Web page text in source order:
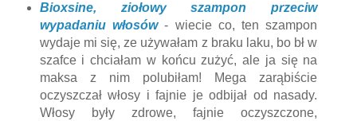
Bioxsine, ziołowy szampon przeciw
wypadaniu włosów- wiecie co, ten szampon
wydaje mi się, ze używałam z braku laku, bo bł w
szafce i chciałam w końcu zużyć, ale ja się na
maksa z nim polubiłam! Mega zarąbiście
oczyszczał włosy i fajnie je odbijał od nasady.
Włosy były zdrowe, fajnie oczyszczone,